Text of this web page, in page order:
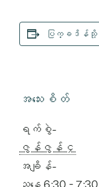
ပြက္ခဒိန်သို့
အသေးစိတ်
ရက်စွဲ-
ဇွန်ဇွန် ၄
အချိန်-
ညနေ 6:30 -